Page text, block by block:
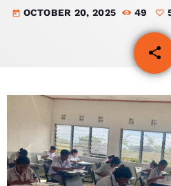
TOP 15
VÍDEO SIRA
EVENTU SIRA
KONTAKTU SIRA
today OCTOBER 20, 2025 49
share
email